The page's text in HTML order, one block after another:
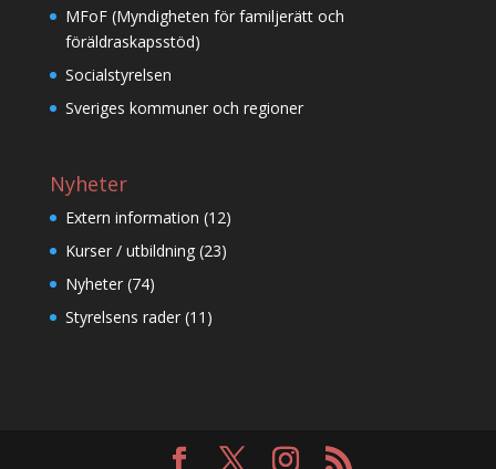
MFoF (Myndigheten för familjerätt och
föräldraskapsstöd)
Socialstyrelsen
Sveriges kommuner och regioner
Nyheter
Extern information (12)
Kurser / utbildning(23)
Nyheter(74)
Styrelsens rader(11)